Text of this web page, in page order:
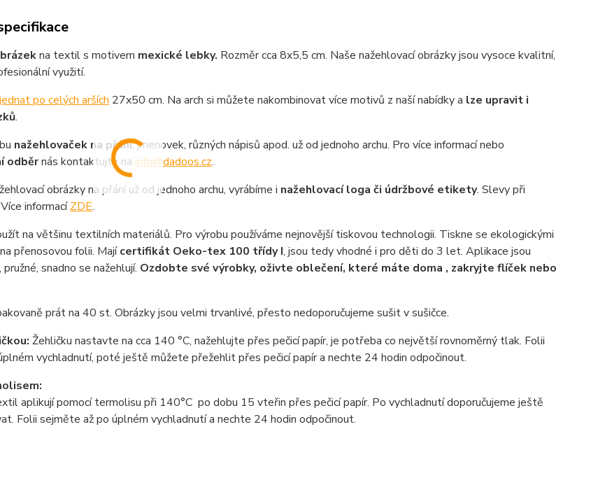
na textil s motivem mexické lebky. Rozměr cca 8x5,5 cm. Naše nažehlovací obrázky jsou vysoce kvalitní,
využití.
po celých arších 27x50 cm. Na arch si můžete nakombinovat více motivů z naší nabídky a lze upravit i
.
nažehlovaček na přání, jmenovek, různých nápisů apod. už od jednoho archu. Pro více informací nebo
odběrnás kontaktujte na info@dadoos.cz.
obrázky na přání už od jednoho archu, vyrábíme i nažehlovací loga či údržbové etikety. Slevy při
informacíZDE.
na většinu textilních materiálů. Pro výrobu používáme nejnovější tiskovou technologii. Tiskne se ekologickými
přenosovou folii. Majícertifikát Oeko-tex 100 třídy I, jsou tedy vhodné i pro děti do 3 let. Aplikace jsou
snadno se nažehlují. Ozdobte své výrobky, oživte oblečení, které máte doma , zakryjte flíček nebo
prát na 40 st. Obrázky jsou velmi trvanlivé, přesto nedoporučujeme sušit v sušičce.
Žehličku nastavte na cca 140 °C, nažehlujte přes pečicí papír, je potřeba co největší rovnoměrný tlak. Folii
vychladnutí, poté ještě můžete přežehlit přes pečicí papír a nechte 24 hodin odpočinout.
aplikují pomocí termolisu při 140°C po dobu 15 vteřin přes pečicí papír. Po vychladnutí doporučujeme ještě
Folii sejměte až po úplném vychladnutí a nechte 24 hodin odpočinout.